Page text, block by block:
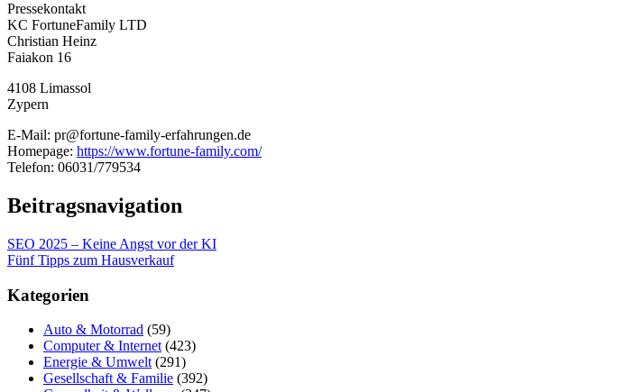
Pressekontakt
KC FortuneFamily LTD
Christian Heinz
Faiakon 16
4108 Limassol
Zypern
E-Mail: pr@fortune-family-erfahrungen.de
Homepage: https://www.fortune-family.com/
Telefon: 06031/779534
Beitragsnavigation
SEO 2025 – Keine Angst vor der KI
Fünf Tipps zum Hausverkauf
Kategorien
Auto & Motorrad (59)
Computer & Internet (423)
Energie & Umwelt (291)
Gesellschaft & Familie (392)